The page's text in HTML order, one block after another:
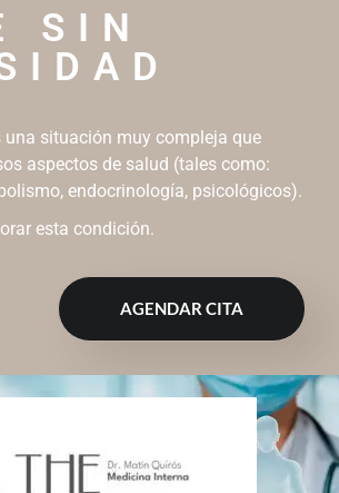
SIN
una situación muy compleja que
aspectos de salud (tales como:
endocrinología, psicológicos).
esta condición.
AGENDAR CITA